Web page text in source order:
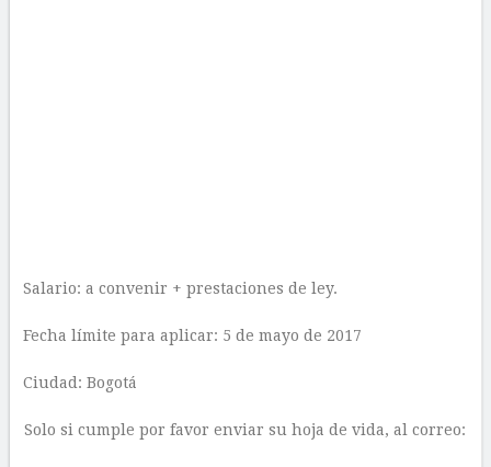
Salario: a convenir + prestaciones de ley.
Fecha límite para aplicar: 5 de mayo de 2017
Ciudad: Bogotá
Solo si cumple por favor enviar su hoja de vida, al correo: